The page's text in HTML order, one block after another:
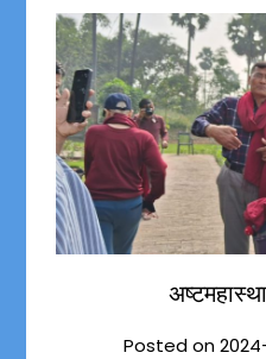
Posted on